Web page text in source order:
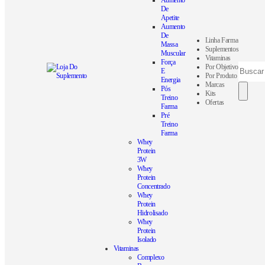
De
Apetite
Aumento
De
Massa
Muscular
Força
E
Energia
Pós
Treino
Farma
Pré
Treino
Farma
Whey
Protein
3W
Whey
Protein
Concentrado
Whey
Protein
Hidrolisado
Whey
Protein
Isolado
Vitaminas
Complexo
Linha Farma
Suplementos
Vitaminas
Por Objetivo
Por Produto
Marcas
Kits
Ofertas